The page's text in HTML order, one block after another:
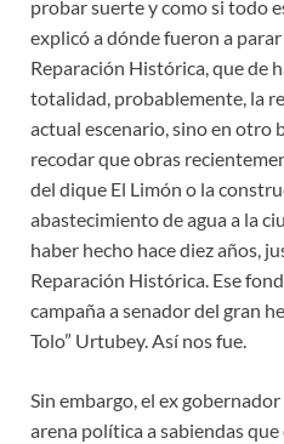
probar suerte y como si todo
explicó a dónde fueron a
Reparación Histórica, que de
totalidad, probablemente, la
actual escenario, sino en otro
recodar que obras
del dique El Limón o la
abastecimiento de agua a la
haber hecho hace diez años,
Reparación Histórica. Ese
campaña a senador del gran
Tolo” Urtubey. Así nos fue.
Sin embargo, el ex
arena política a sabiendas